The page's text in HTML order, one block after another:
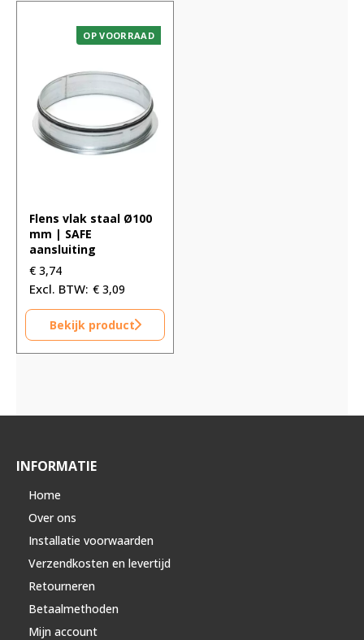
OP VOORRAAD
Flens vlak staal Ø100
mm | SAFE
aansluiting
€ 3,74
€ 3,09
Bekijk product
INFORMATIE
Home
Over ons
Installatie voorwaarden
Verzendkosten en levertijd
Retourneren
Betaalmethoden
Mijn account